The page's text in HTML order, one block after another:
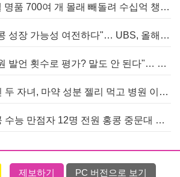
[홍콩뉴스] 샤넬 명품 700여 개 몰래 빼돌려 수십억 챙긴 직원 4년~7년형 선고
[홍콩경제] "홍콩 성장 가능성 여전하다"… UBS, 올해 홍콩 GDP 성장률 전망치 4.5%로 대폭 상향
[홍콩정치] "의원 발언 횟수로 평가? 말도 안 된다"… 홍콩 입법회 의장의 일침
[홍콩뉴스] 어린 두 자녀, 마약 성분 젤리 먹고 병원 이송… 어머니와 친척 체포
[홍콩대학] 홍콩 수능 만점자 12명 전원 홍콩 중문대 의대 진학
제보하기 PC 버전으로 보기